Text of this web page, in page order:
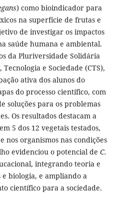
) como bioindicador para
na superfície de frutas e
de investigar os impactos
saúde humana e ambiental.
da Pluriversidade Solidária
e Sociedade (CTS),
ativa dos alunos do
do processo científico, com
soluções para os problemas
Os resultados destacam a
5 dos 12 vegetais testados,
nos organismos nas condições
evidenciou o potencial de C.
integrando teoria e
biologia, e ampliando a
científico para a sociedade.